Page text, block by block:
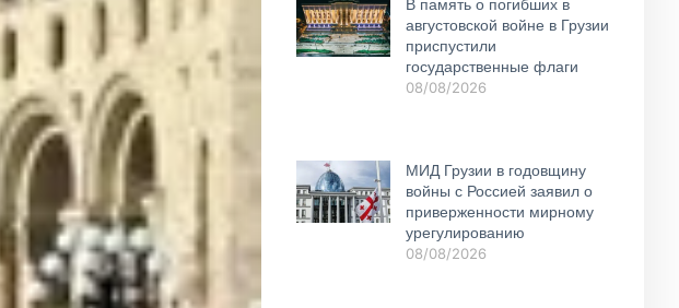
В память о погибших в
августовской войне в Грузии
приспустили
государственные флаги
08/08/2026
МИД Грузии в годовщину
войны с Россией заявил о
приверженности мирному
урегулированию
08/08/2026